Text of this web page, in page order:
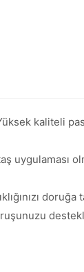
kaliteli
uygulaması
doruğa